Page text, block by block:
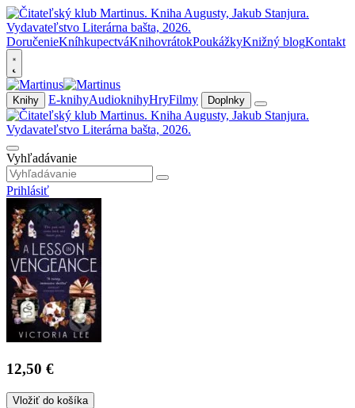
DoručenieKníhkupectváKnihovrátokPoukážkyKnižný blogKontakt
Knihy E-knihyAudioknihyHryFilmy Doplnky
Vyhľadávanie
Prihlásiť
12,50 €
Vložiť do košíka